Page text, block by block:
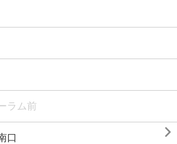
ラム前
口 